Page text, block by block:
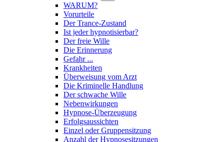
WARUM?
Vorurteile
Der Trance-Zustand
Ist jeder hypnotisierbar?
Der freie Wille
Die Erinnerung
Gefahr ...
Krankheiten
Überweisung vom Arzt
Die Kriminelle Handlung
Der schwache Wille
Nebenwirkungen
Hypnose-Überzeugung
Erfolgsaussichten
Einzel oder Gruppensitzung
Anzahl der Hypnosesitzungen